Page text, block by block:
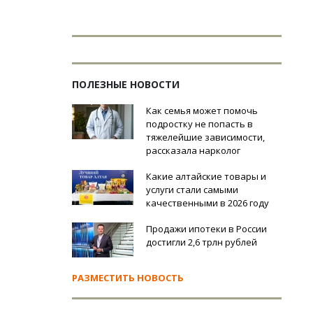
ПОЛЕЗНЫЕ НОВОСТИ
Как семья может помочь
подростку не попасть в
тяжелейшие зависимости,
рассказала нарколог
Какие алтайские товары и
услуги стали самыми
качественными в 2026 году
Продажи ипотеки в России
достигли 2,6 трлн рублей
РАЗМЕСТИТЬ НОВОСТЬ